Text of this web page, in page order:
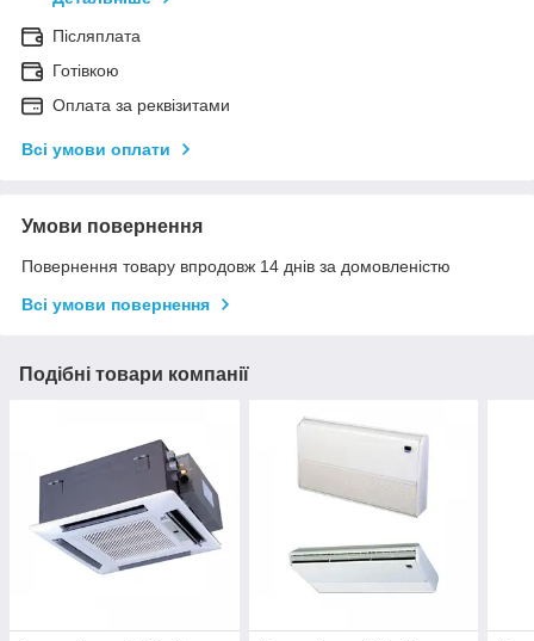
Післяплата
Готівкою
Оплата за реквізитами
Всі умови оплати
Умови повернення
Повернення товару впродовж 14 днів за домовленістю
Всі умови повернення
Подібні товари компанії